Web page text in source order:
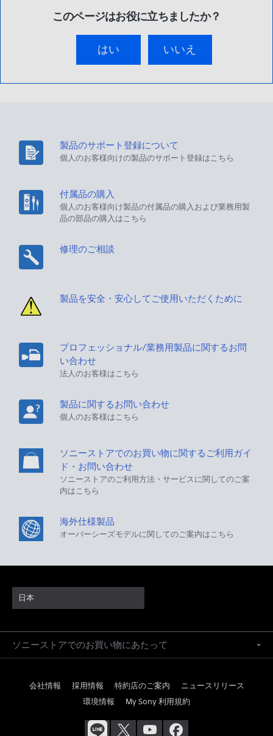
このページはお役に立ちましたか？
はい いいえ
製品のサポート登録について
個人のお客様向けの製品のサポート登録はこちら
付属品の購入
個人のお客様向け製品の付属品の購入および業務用製
品の部品の購入はこちら
修理のご相談
製品を安全・安心してご使用いただくために
プロフェッショナル/業務用製品に関するお問
い合わせ
法人のお客様はこちら
製品に関するお問い合わせ
個人のお客様はこちら
ソニーストアでのお買い物に関するご利用ガイ
ド・お問い合わせ
ソニーストアのご利用方法・サービスに関してのご案
内はこちら
海外仕様製品
オーバーシーズモデルに関してのご案内はこちら
日本
ソニーストアでのお買い物にあたって
会社情報 採用情報 特約店のご案内
ニュースリリース
環境情報
My Sony 利用規約